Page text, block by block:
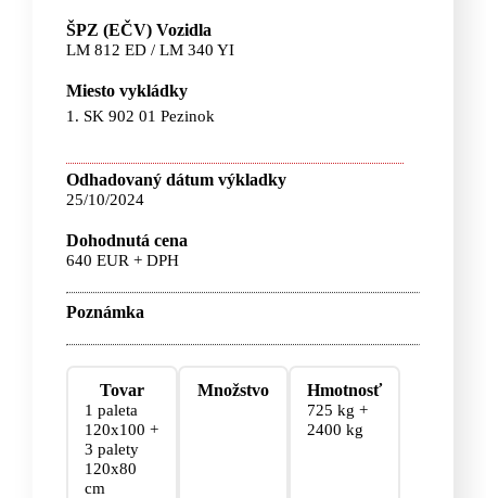
ŠPZ (EČV) Vozidla
LM 812 ED / LM 340 YI
Miesto vykládky
1. SK 902 01 Pezinok
Odhadovaný dátum výkladky
25/10/2024
Dohodnutá cena
640 EUR + DPH
Poznámka
Tovar
1 paleta
120x100 +
3 palety
120x80
cm
Množstvo Hmotnosť
725 kg +
2400 kg